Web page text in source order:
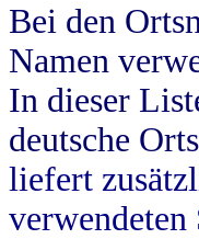
Bei den
Namen
In dieser
deutsche
liefert
verwendeten